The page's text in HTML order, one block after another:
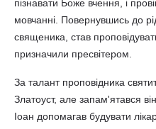
пізнавати Боже вчення, і
мовчанні. Повернувшись до
священика, став
призначили пресвітером.
За талант проповідника
Златоуст, але запам'ятався
Іоан допомагав будувати